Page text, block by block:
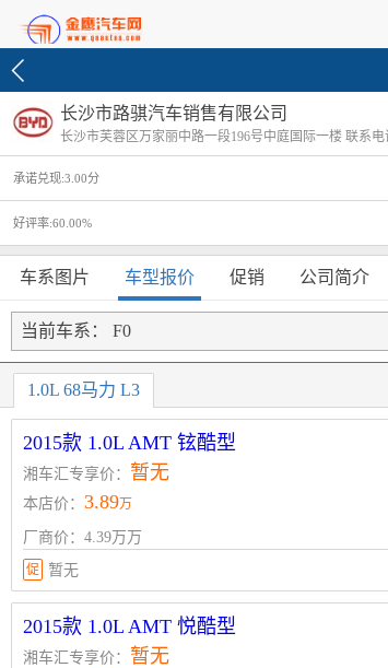
长沙市路骐汽车销售有限公司
长沙市芙蓉区万家丽中路一段196号中庭国际一楼 联系电
承诺兑现:3.00分
好评率:60.00%
车系图片 车型报价 促销 公司简介
当前车系： F0
1.0L 68马力 L3
2015款 1.0L AMT 铉酷型
湘车汇专享价： 暂无
本店价： 3.89万
厂商价：4.39万万
促 暂无
2015款 1.0L AMT 悦酷型
湘车汇专享价： 暂无